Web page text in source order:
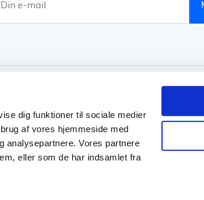
dig funktioner til sociale medier
af vores hjemmeside med
analysepartnere. Vores partnere
eller som de har indsamlet fra
HÅNDVÆRKER.DK